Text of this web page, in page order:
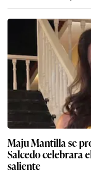
Maju Mantilla se
Salcedo celebrara
saliente